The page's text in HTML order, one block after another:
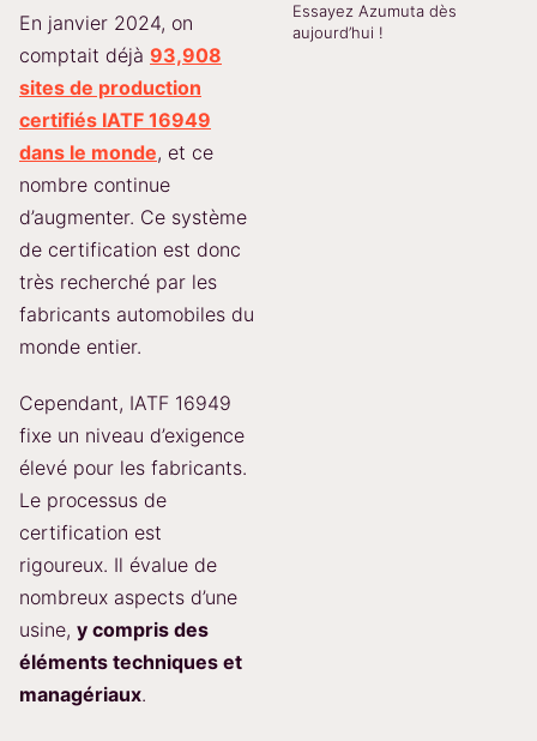
En janvier 2024, on
comptait déjà 93,908
sites de production
certifiés IATF 16949
dans le monde, et ce
nombre continue
d’augmenter. Ce système
de certification est donc
très recherché par les
fabricants automobiles du
monde entier.
Cependant, IATF 16949
fixe un niveau d’exigence
élevé pour les fabricants.
Le processus de
certification est
rigoureux. Il évalue de
nombreux aspects d’une
usine, y compris des
éléments techniques et
managériaux.
Essayez Azumuta dès
aujourd’hui !